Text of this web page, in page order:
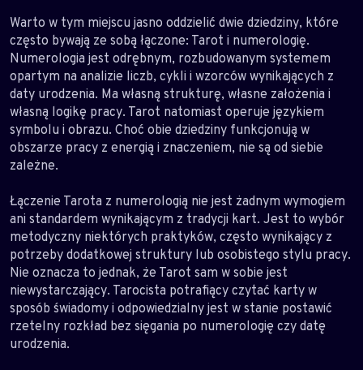
Warto w tym miejscu jasno oddzielić dwie dziedziny, które
często bywają ze sobą łączone: Tarot i numerologię.
Numerologia jest odrębnym, rozbudowanym systemem
opartym na analizie liczb, cykli i wzorców wynikających z
daty urodzenia. Ma własną strukturę, własne założenia i
własną logikę pracy. Tarot natomiast operuje językiem
symbolu i obrazu. Choć obie dziedziny funkcjonują w
obszarze pracy z energią i znaczeniem, nie są od siebie
zależne.
Łączenie Tarota z numerologią nie jest żadnym wymogiem
ani standardem wynikającym z tradycji kart. Jest to wybór
metodyczny niektórych praktyków, często wynikający z
potrzeby dodatkowej struktury lub osobistego stylu pracy.
Nie oznacza to jednak, że Tarot sam w sobie jest
niewystarczający. Tarocista potrafiący czytać karty w
sposób świadomy i odpowiedzialny jest w stanie postawić
rzetelny rozkład bez sięgania po numerologię czy datę
urodzenia.